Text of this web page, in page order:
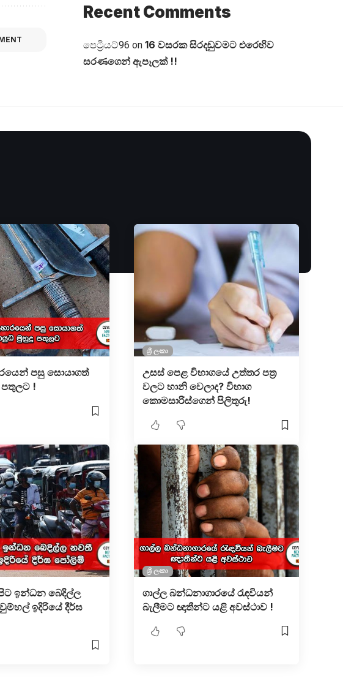
Recent Comments
පෙට්‍රියට්96 on 16 වසරක සිරදඬුවමට එරෙහිව
සරණගෙන් ඇපෑලක් !!
පසු සොයාගත්
!
ශ්‍රී ලංකා
උසස් පෙළ විභාගයේ උත්තර පත්‍ර
වලට හානි වෙලාද? විභාග
කොමසාරිස්ගෙන් පිලිතුරු!
ඉන්ධන බෙදිල්ල
ඉදිරියේ දීර්ඝ
ශ්‍රී ලංකා
ගාල්ල බන්ධනාගාරයේ රැඳවියන්
බැලීමට ඥාතීන්ට යළි අවස්ථාව !